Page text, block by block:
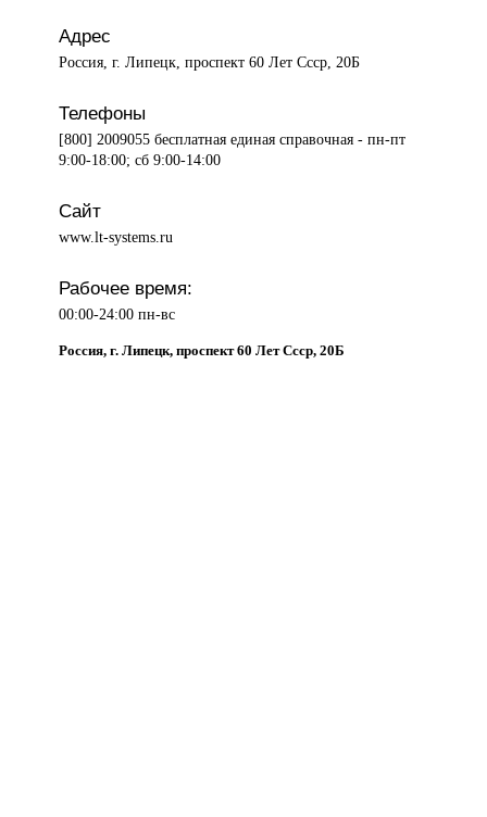
Адрес
Россия, г. Липецк, проспект 60 Лет Ссср, 20Б
Телефоны
[800] 2009055 бесплатная единая справочная - пн-пт
9:00-18:00; сб 9:00-14:00
Сайт
www.lt-systems.ru
Рабочее время:
00:00-24:00 пн-вс
Россия, г. Липецк, проспект 60 Лет Ссср, 20Б